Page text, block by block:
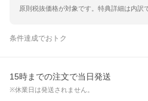
原則税抜価格が対象です。特典詳細は内訳
条件達成でおトク
15時までの注文で当日発送
※休業日は発送されません。